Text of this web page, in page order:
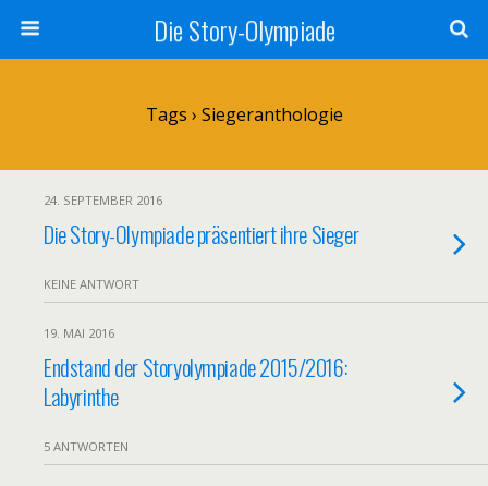
Die Story-Olympiade
Tags › Siegeranthologie
24. SEPTEMBER 2016
Die Story-Olympiade präsentiert ihre Sieger
KEINE ANTWORT
19. MAI 2016
Endstand der Storyolympiade 2015/2016:
Labyrinthe
5 ANTWORTEN